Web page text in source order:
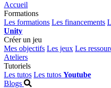
Accueil
Formations
Les formations Les financements
Unity
Créer un jeu
Mes objectifs Les jeux Les
Ateliers
Tutoriels
Les tutos Les tutos Youtube
Blogs